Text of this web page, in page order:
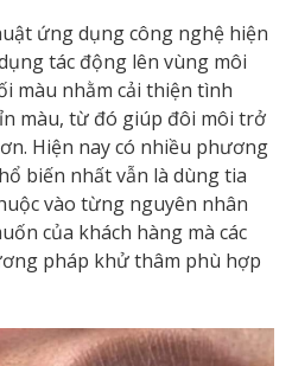
ứng dụng công nghệ hiện
tác động lên vùng môi
màu nhằm cải thiện tình
màu, từ đó giúp đôi môi trở
Hiện nay có nhiều phương
biến nhất vẫn là dùng tia
vào từng nguyên nhân
của khách hàng mà các
pháp khử thâm phù hợp